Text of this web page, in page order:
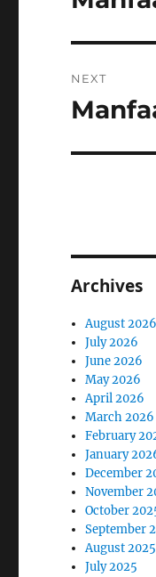
NEXT
Next
Archives
August 2026
July 2026
June 2026
May 2026
April 2026
March 2026
February
January
December
November
October
September
August 2025
July 2025